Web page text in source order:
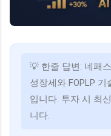
💡 한줄 답변: 네패
성장세와 FOPLP
입니다. 투자 시 최
니다.